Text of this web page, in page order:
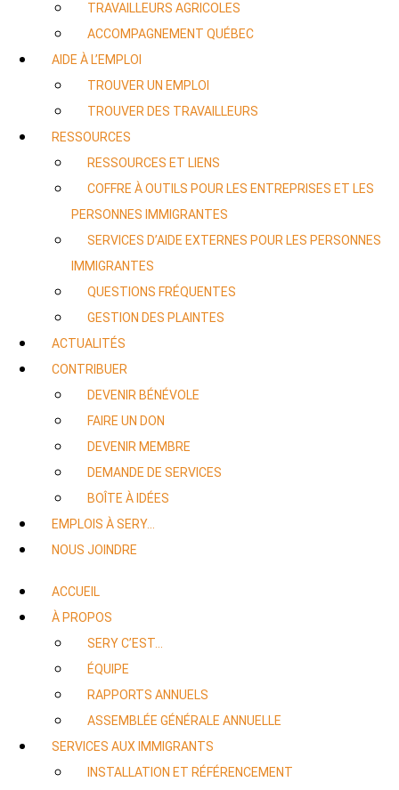
TRAVAILLEURS AGRICOLES
ACCOMPAGNEMENT QUÉBEC
AIDE À L’EMPLOI
TROUVER UN EMPLOI
TROUVER DES TRAVAILLEURS
RESSOURCES
RESSOURCES ET LIENS
COFFRE À OUTILS POUR LES ENTREPRISES ET LES
PERSONNES IMMIGRANTES
SERVICES D’AIDE EXTERNES POUR LES PERSONNES
IMMIGRANTES
QUESTIONS FRÉQUENTES
GESTION DES PLAINTES
ACTUALITÉS
CONTRIBUER
DEVENIR BÉNÉVOLE
FAIRE UN DON
DEVENIR MEMBRE
DEMANDE DE SERVICES
BOÎTE À IDÉES
EMPLOIS À SERY…
NOUS JOINDRE
ACCUEIL
À PROPOS
SERY C’EST…
ÉQUIPE
RAPPORTS ANNUELS
ASSEMBLÉE GÉNÉRALE ANNUELLE
SERVICES AUX IMMIGRANTS
INSTALLATION ET RÉFÉRENCEMENT